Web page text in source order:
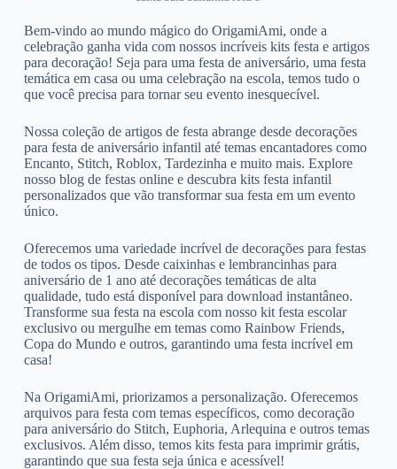
Bem-vindo ao mundo mágico do OrigamiAmi, onde a
celebração ganha vida com nossos incríveis kits festa e artigos
para decoração! Seja para uma festa de aniversário, uma festa
temática em casa ou uma celebração na escola, temos tudo o
que você precisa para tornar seu evento inesquecível.
Nossa coleção de artigos de festa abrange desde decorações
para festa de aniversário infantil até temas encantadores como
Encanto, Stitch, Roblox, Tardezinha e muito mais. Explore
nosso blog de festas online e descubra kits festa infantil
personalizados que vão transformar sua festa em um evento
único.
Oferecemos uma variedade incrível de decorações para festas
de todos os tipos. Desde caixinhas e lembrancinhas para
aniversário de 1 ano até decorações temáticas de alta
qualidade, tudo está disponível para download instantâneo.
Transforme sua festa na escola com nosso kit festa escolar
exclusivo ou mergulhe em temas como Rainbow Friends,
Copa do Mundo e outros, garantindo uma festa incrível em
casa!
Na OrigamiAmi, priorizamos a personalização. Oferecemos
arquivos para festa com temas específicos, como decoração
para aniversário do Stitch, Euphoria, Arlequina e outros temas
exclusivos. Além disso, temos kits festa para imprimir grátis,
garantindo que sua festa seja única e acessível!